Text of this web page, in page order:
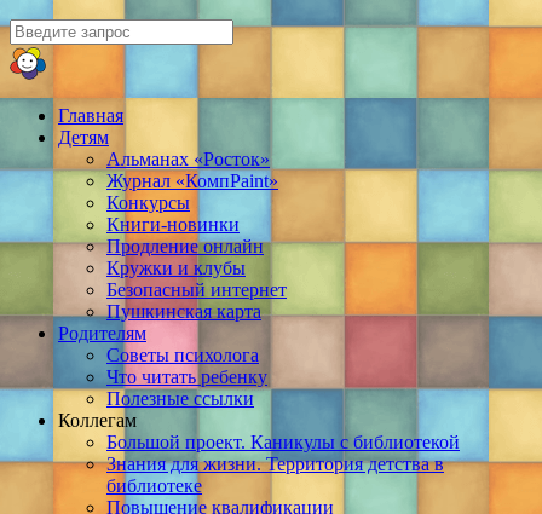
Главная
Детям
Альманах «Росток»
Журнал «КомпPaint»
Конкурсы
Книги-новинки
Продление онлайн
Кружки и клубы
Безопасный интернет
Пушкинская карта
Родителям
Советы психолога
Что читать ребенку
Полезные ссылки
Коллегам
Большой проект. Каникулы с библиотекой
Знания для жизни. Территория детства в
библиотеке
Повышение квалификации